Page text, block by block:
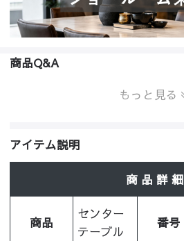
商品Q&A
もっと見る
アイテム説明
商 品 詳 細
商品
センター
テーブル
番号